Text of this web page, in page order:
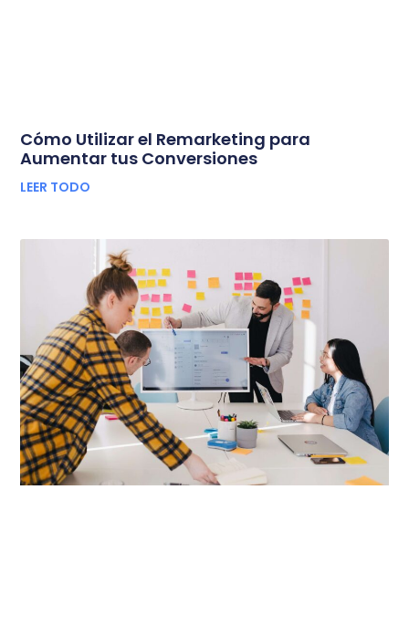
Cómo Utilizar el Remarketing para
Aumentar tus Conversiones
LEER TODO